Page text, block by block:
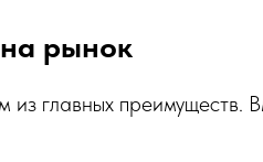
рынок
из главных преимуществ.